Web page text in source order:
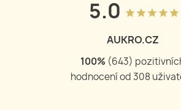
5.0 grade grade grade grade grade
AUKRO.CZ
100% (644)
hodnocení od309